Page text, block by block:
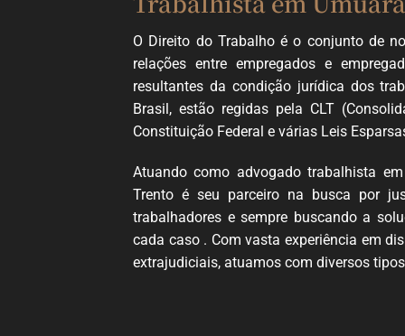
O Direito do Trabalho é o conjunto de
relações entre empregados e
resultantes da condição jurídica dos
Brasil, estão regidas pela CLT
Constituição Federal e várias Leis
Atuando como advogado trabalhista
Trento é seu parceiro na busca por
trabalhadores e sempre buscando a
cada caso . Com vasta experiência em
extrajudiciais, atuamos com diversos